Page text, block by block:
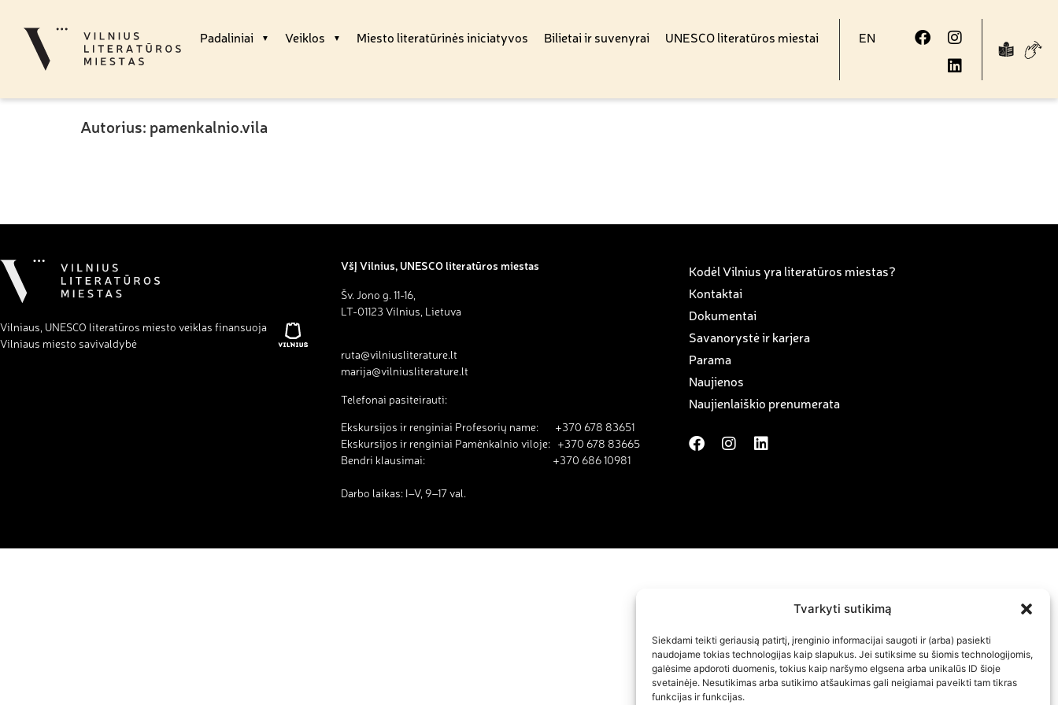
Tvarkyti sutikimą
Siekdami teikti geriausią patirtį, įrenginio informacijai saugoti ir (arba) pasiekti
naudojame tokias technologijas kaip slapukus. Jei sutiksime su šiomis technologijomis,
galėsime apdoroti duomenis, tokius kaip naršymo elgsena arba unikalūs ID šioje
svetainėje. Nesutikimas arba sutikimo atšaukimas gali neigiamai paveikti tam tikras
funkcijas ir funkcijas.
Padaliniai Veiklos Miesto literatūrinės iniciatyvos Bilietai ir suvenyrai UNESCO literatūros miestai EN
Autorius: pamenkalnio.vila
Vilniaus, UNESCO literatūros miesto veiklas finansuoja
Vilniaus miesto savivaldybė
VšĮ Vilnius, UNESCO literatūros miestas
Šv. Jono g. 11-16,
LT-01123 Vilnius, Lietuva
ruta@vilniusliterature.lt
marija@vilniusliterature.lt
Telefonai pasiteirauti:
Ekskursijos ir renginiai Profesorių name: +370 678 83651
Ekskursijos ir renginiai Pamėnkalnio viloje: +370 678 83665
Bendri klausimai: +370 686 10981
Darbo laikas: I–V, 9–17 val.
Kodėl Vilnius yra literatūros miestas?
Kontaktai
Dokumentai
Savanorystė ir karjera
Parama
Naujienos
Naujienlaiškio prenumerata